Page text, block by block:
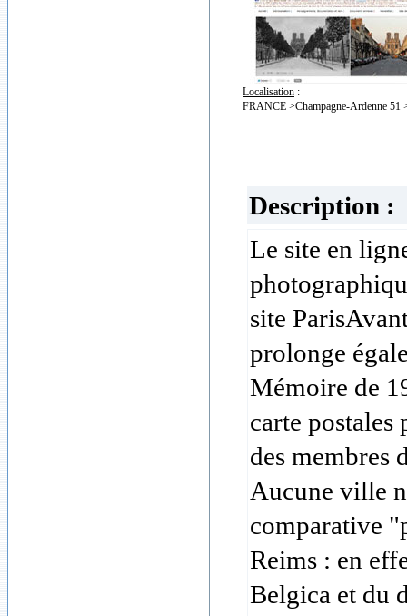
Localisation :
FRANCE >Champagne-Ardenne 51
Description :
Le site en
site
prolonge
Mémoire de
carte postales
des membres
Aucune ville
comparative
Reims : en
Belgica et du